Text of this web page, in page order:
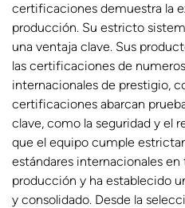
certificaciones demuestra la
producción. Su estricto
una ventaja clave. Sus
las certificaciones de
internacionales de prestigio,
certificaciones abarcan
clave, como la seguridad y el
que el equipo cumple
estándares internacionales
producción y ha establecido
y consolidado. Desde la